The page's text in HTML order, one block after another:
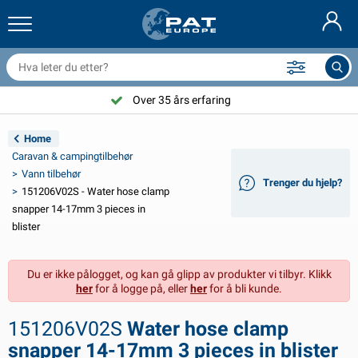
og utstyr
for tilhengere
Aspöck
LED
og solcelleartikler
og 24V tilbehør
& bobil eksteriør
& husbil interiør
til gass
tilbehør
og sjakler
og vedlikehold
og utstyr
& branntepper
produkter
Nederlands
Deutsch
English
Français
Svenska
Dansk
Suomalainen
Over 35 års erfaring
Home
Caravan & campingtilbehør
Vann tilbehør
151206V02S - Water hose clamp
snapper 14-17mm 3 pieces in
blister
Trenger du hjelp?
Du er ikke pålogget, og kan gå glipp av produkter vi tilbyr. Klikk
herfor å logge på, ellerherfor å bli kunde.
151206V02S Water hose clamp
snapper 14-17mm 3 pieces in blister